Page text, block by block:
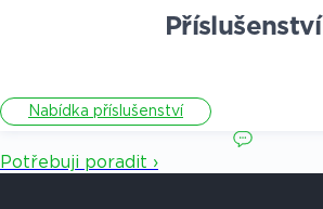
Příslušenství
Nabídka příslušenství
Potřebuji poradit ›